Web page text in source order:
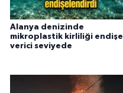
Alanya denizinde
mikroplastik kirliliği endişe
verici seviyede